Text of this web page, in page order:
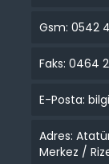
Gsm: 0542
Faks: 0464
E-Posta:
Adres:
Merkez /